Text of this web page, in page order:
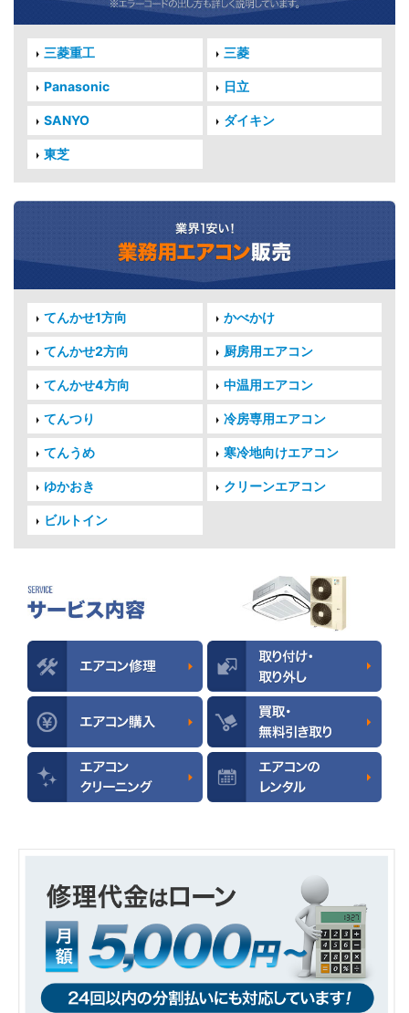
三菱重工 三菱
Panasonic 日立
SANYO ダイキン
東芝
てんかせ1方向 かべかけ
てんかせ2方向 厨房用エアコン
てんかせ4方向 中温用エアコン
てんつり 冷房専用エアコン
てんうめ 寒冷地向けエアコン
ゆかおき クリーンエアコン
ビルトイン